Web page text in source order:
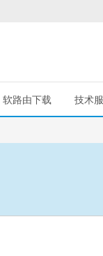
软路由下载 技术